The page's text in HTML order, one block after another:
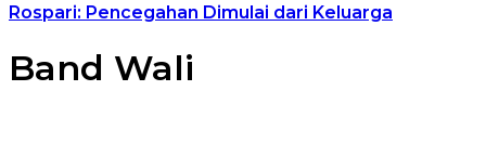
Rospari: Pencegahan Dimulai dari Keluarga
Band Wali